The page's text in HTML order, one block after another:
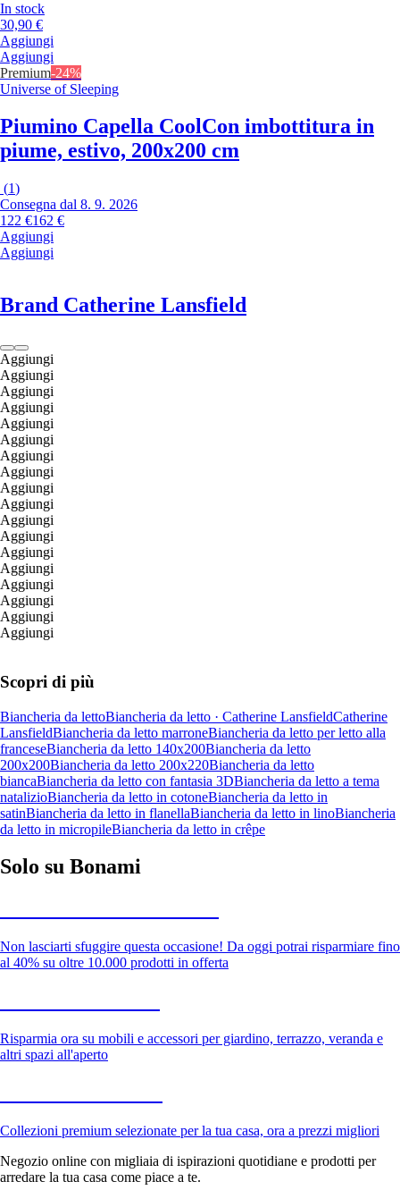
In stock
30,90 €
Aggiungi
Aggiungi
Premium-24%
Universe of Sleeping
Piumino Capella CoolCon imbottitura in
piume, estivo, 200x200 cm
(1)
Consegna dal 8. 9. 2026
122 €162 €
Aggiungi
Aggiungi
Brand Catherine Lansfield
Aggiungi
Aggiungi
Aggiungi
Aggiungi
Aggiungi
Aggiungi
Aggiungi
Aggiungi
Aggiungi
Aggiungi
Aggiungi
Aggiungi
Aggiungi
Aggiungi
Aggiungi
Aggiungi
Aggiungi
Aggiungi
Scopri di più
Biancheria da lettoBiancheria da letto · Catherine LansfieldCatherine
LansfieldBiancheria da letto marroneBiancheria da letto per letto alla
franceseBiancheria da letto 140x200Biancheria da letto
200x200Biancheria da letto 200x220Biancheria da letto
biancaBiancheria da letto con fantasia 3DBiancheria da letto a tema
natalizioBiancheria da letto in cotoneBiancheria da letto in
satinBiancheria da letto in flanellaBiancheria da letto in linoBiancheria
da letto in micropileBiancheria da letto in crêpe
Solo su Bonami
Non lasciarti sfuggire questa occasione! Da oggi potrai risparmiare fino
al 40% su oltre 10.000 prodotti in offerta
Risparmia ora su mobili e accessori per giardino, terrazzo, veranda e
altri spazi all'aperto
Collezioni premium selezionate per la tua casa, ora a prezzi migliori
Negozio online con migliaia di ispirazioni quotidiane e prodotti per
arredare la tua casa come piace a te.